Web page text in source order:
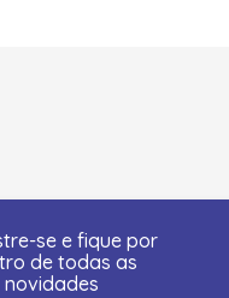
se e fique por
de todas as
novidades